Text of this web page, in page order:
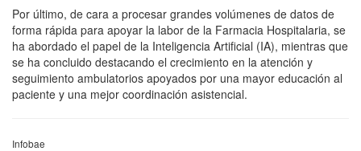
Por último, de cara a procesar grandes volúmenes de datos de
forma rápida para apoyar la labor de la Farmacia Hospitalaria, se
ha abordado el papel de la Inteligencia Artificial (IA), mientras que
se ha concluido destacando el crecimiento en la atención y
seguimiento ambulatorios apoyados por una mayor educación al
paciente y una mejor coordinación asistencial.
Infobae